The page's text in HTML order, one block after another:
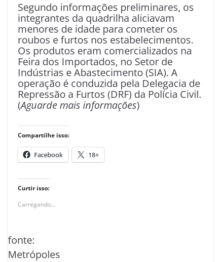
Segundo informações preliminares, os
integrantes da quadrilha aliciavam
menores de idade para cometer os
roubos e furtos nos estabelecimentos.
Os produtos eram comercializados na
Feira dos Importados, no Setor de
Indústrias e Abastecimento (SIA). A
operação é conduzida pela Delegacia de
Repressão a Furtos (DRF) da Polícia Civil.
(Aguarde mais informações)
Compartilhe isso:
Facebook 18+
Curtir isso:
Carregando...
fonte:
Metrópoles